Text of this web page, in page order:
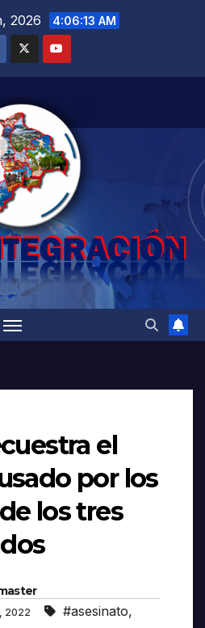
2026 4:06:14 AM
el
por los
los tres
2022 #asesinato,